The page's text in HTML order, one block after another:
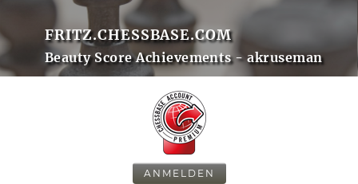
FRITZ.CHESSBASE.COM
Beauty Score Achievements - akruseman
ANMELDEN